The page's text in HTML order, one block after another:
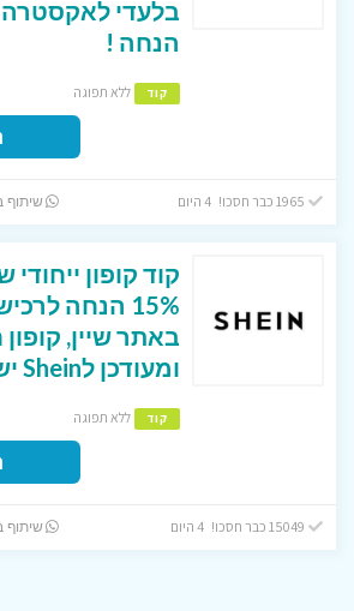
בלעדי לאקסטרה
הנחה !
קוד ללא תפוגה
שיתוף
קוד קופון ייחודי
15% הנחה
באתר שיין,
ומעודכן לShein ישראל
קוד ללא תפוגה
שיתוף